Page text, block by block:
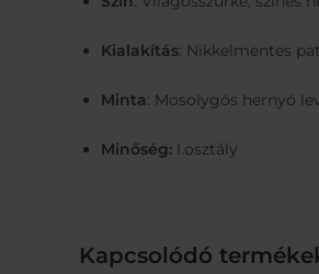
Kialakítás: Nikkelmentes
Minta: Mosolygós hernyó
Minőség: I.osztály
Kapcsolódó